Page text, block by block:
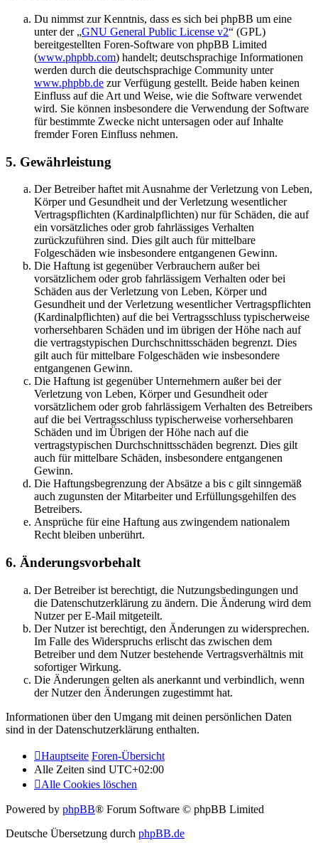
Du nimmst zur Kenntnis, dass es sich bei phpBB um eine
unter der „GNU General Public License v2“ (GPL)
bereitgestellten Foren-Software von phpBB Limited
(www.phpbb.com) handelt; deutschsprachige Informationen
werden durch die deutschsprachige Community unter
www.phpbb.de zur Verfügung gestellt. Beide haben keinen
Einfluss auf die Art und Weise, wie die Software verwendet
wird. Sie können insbesondere die Verwendung der Software
für bestimmte Zwecke nicht untersagen oder auf Inhalte
fremder Foren Einfluss nehmen.
5. Gewährleistung
Der Betreiber haftet mit Ausnahme der Verletzung von Leben,
Körper und Gesundheit und der Verletzung wesentlicher
Vertragspflichten (Kardinalpflichten) nur für Schäden, die auf
ein vorsätzliches oder grob fahrlässiges Verhalten
zurückzuführen sind. Dies gilt auch für mittelbare
Folgeschäden wie insbesondere entgangenen Gewinn.
Die Haftung ist gegenüber Verbrauchern außer bei
vorsätzlichem oder grob fahrlässigem Verhalten oder bei
Schäden aus der Verletzung von Leben, Körper und
Gesundheit und der Verletzung wesentlicher Vertragspflichten
(Kardinalpflichten) auf die bei Vertragsschluss typischerweise
vorhersehbaren Schäden und im übrigen der Höhe nach auf
die vertragstypischen Durchschnittsschäden begrenzt. Dies
gilt auch für mittelbare Folgeschäden wie insbesondere
entgangenen Gewinn.
Die Haftung ist gegenüber Unternehmern außer bei der
Verletzung von Leben, Körper und Gesundheit oder
vorsätzlichem oder grob fahrlässigem Verhalten des Betreibers
auf die bei Vertragsschluss typischerweise vorhersehbaren
Schäden und im Übrigen der Höhe nach auf die
vertragstypischen Durchschnittsschäden begrenzt. Dies gilt
auch für mittelbare Schäden, insbesondere entgangenen
Gewinn.
Die Haftungsbegrenzung der Absätze a bis c gilt sinngemäß
auch zugunsten der Mitarbeiter und Erfüllungsgehilfen des
Betreibers.
Ansprüche für eine Haftung aus zwingendem nationalem
Recht bleiben unberührt.
6. Änderungsvorbehalt
Der Betreiber ist berechtigt, die Nutzungsbedingungen und
die Datenschutzerklärung zu ändern. Die Änderung wird dem
Nutzer per E-Mail mitgeteilt.
Der Nutzer ist berechtigt, den Änderungen zu widersprechen.
Im Falle des Widerspruchs erlischt das zwischen dem
Betreiber und dem Nutzer bestehende Vertragsverhältnis mit
sofortiger Wirkung.
Die Änderungen gelten als anerkannt und verbindlich, wenn
der Nutzer den Änderungen zugestimmt hat.
Informationen über den Umgang mit deinen persönlichen Daten
sind in der Datenschutzerklärung enthalten.
Hauptseite Foren-Übersicht
Alle Zeiten sind UTC+02:00
Alle Cookies löschen
Powered by phpBB® Forum Software © phpBB Limited
Deutsche Übersetzung durch phpBB.de